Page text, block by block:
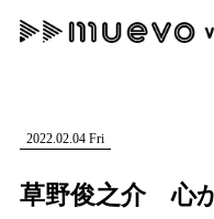
記事を検索する
"読者の声を形にす
2022.02.04 Fri
草野俊之介 心